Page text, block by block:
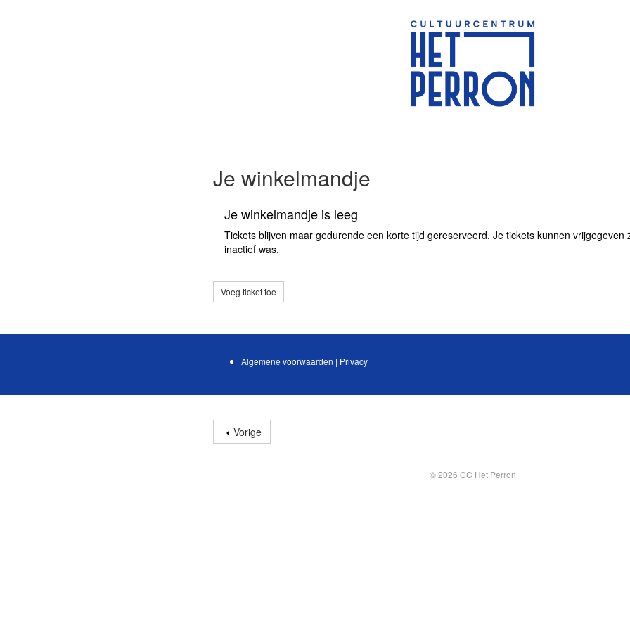
Je winkelmandje
Je winkelmandje is leeg
Tickets blijven maar gedurende een korte tijd gereserveerd. Je tickets kunnen vrijgegeven
inactief was.
Voeg ticket toe
Algemene voorwaarden | Privacy
Vorige
© 2026 CC Het Perron